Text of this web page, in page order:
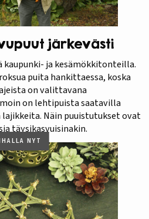
järkevästi
ja kesämökkitonteilla.
puita hankittaessa, koska
on valittavana
on lehtipuista saatavilla
lajikkeita. Näin puuistutukset ovat
täysikasvuisinakin.
NYT